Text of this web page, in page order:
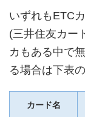
いずれもETC
(三井住友カー
カもある中で
る場合は下表
カード名